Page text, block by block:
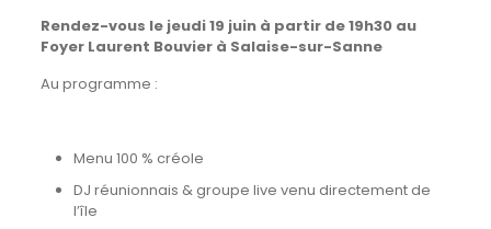
Rendez-vous le jeudi 19 juin à partir de 19h30 au
Foyer Laurent Bouvier à Salaise-sur-Sanne
Au programme :
Menu 100 % créole
DJ réunionnais & groupe live venu directement de
l’île